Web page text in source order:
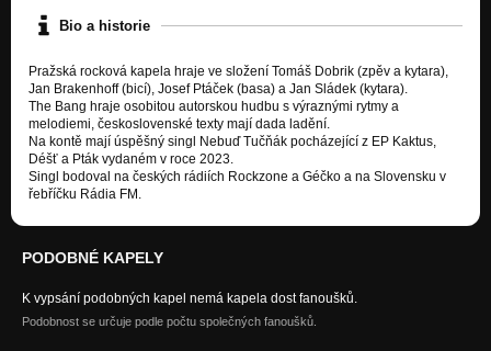
Bio a historie
Pražská rocková kapela hraje ve složení Tomáš Dobrik (zpěv a kytara),
Jan Brakenhoff (bicí), Josef Ptáček (basa) a Jan Sládek (kytara).
The Bang hraje osobitou autorskou hudbu s výraznými rytmy a
melodiemi, československé texty mají dada ladění.
Na kontě mají úspěšný singl Nebuď Tučňák pocházející z EP Kaktus,
Déšť a Pták vydaném v roce 2023.
Singl bodoval na českých rádiích Rockzone a Géčko a na Slovensku v
řebříčku Rádia FM.
PODOBNÉ KAPELY
K vypsání podobných kapel nemá kapela dost fanoušků.
Podobnost se určuje podle počtu společných fanoušků.